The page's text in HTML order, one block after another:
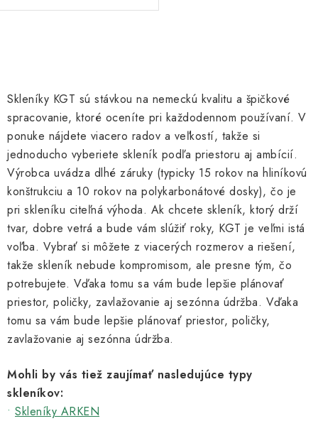
l
á
d
a
c
i
e
p
r
v
k
y
v
ý
p
i
s
u
Skleníky KGT sú stávkou na nemeckú kvalitu a špičkové
spracovanie, ktoré oceníte pri každodennom používaní. V
ponuke nájdete viacero radov a veľkostí, takže si
jednoducho vyberiete skleník podľa priestoru aj ambícií.
Výrobca uvádza dlhé záruky (typicky 15 rokov na hliníkovú
konštrukciu a 10 rokov na polykarbonátové dosky), čo je
pri skleníku citeľná výhoda. Ak chcete skleník, ktorý drží
tvar, dobre vetrá a bude vám slúžiť roky, KGT je veľmi istá
voľba. Vybrať si môžete z viacerých rozmerov a riešení,
takže skleník nebude kompromisom, ale presne tým, čo
potrebujete. Vďaka tomu sa vám bude lepšie plánovať
priestor, poličky, zavlažovanie aj sezónna údržba. Vďaka
tomu sa vám bude lepšie plánovať priestor, poličky,
zavlažovanie aj sezónna údržba.
Mohli by vás tiež zaujímať nasledujúce typy
skleníkov:
• Skleníky ARKEN